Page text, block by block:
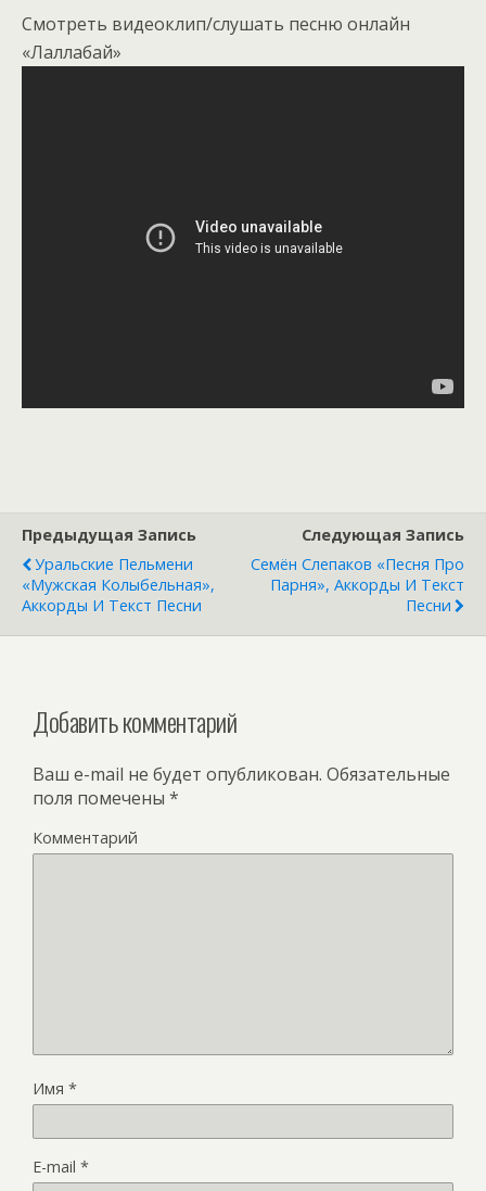
Смотреть видеоклип/слушать песню онлайн
«Лаллабай»
Предыдущая Запись
Уральские Пельмени
«Мужская Колыбельная»,
Аккорды И Текст Песни
Следующая Запись
Семён Слепаков «Песня Про
Парня», Аккорды И Текст
Песни
Добавить комментарий
Ваш e-mail не будет опубликован. Обязательные
поля помечены *
Комментарий
Имя *
E-mail *